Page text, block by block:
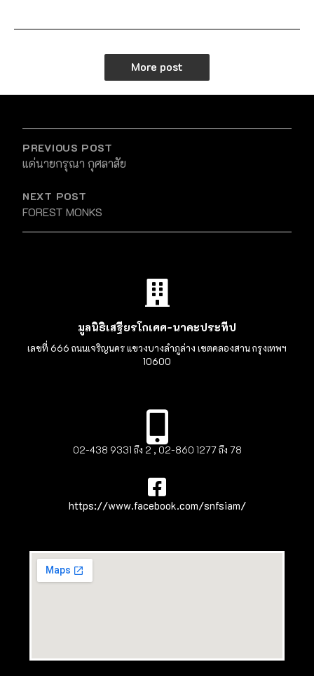
More post
PREVIOUS POST
แด่นายกรุณา กุศลาสัย
NEXT POST
FOREST MONKS
มูลนิธิเสฐียรโกเศศ-นาคะประทีป
เลขที่ 666 ถนนเจริญนคร แขวงบางลำภูล่าง เขตคลองสาน กรุงเทพฯ
10600
02-438 9331 ถึง 2 , 02-860 1277 ถึง 78
https://www.facebook.com/snfsiam/